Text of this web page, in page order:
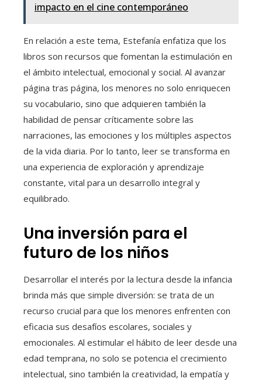
impacto en el cine contemporáneo
En relación a este tema, Estefanía enfatiza que los
libros son recursos que fomentan la estimulación en
el ámbito intelectual, emocional y social. Al avanzar
página tras página, los menores no solo enriquecen
su vocabulario, sino que adquieren también la
habilidad de pensar críticamente sobre las
narraciones, las emociones y los múltiples aspectos
de la vida diaria. Por lo tanto, leer se transforma en
una experiencia de exploración y aprendizaje
constante, vital para un desarrollo integral y
equilibrado.
Una inversión para el
futuro de los niños
Desarrollar el interés por la lectura desde la infancia
brinda más que simple diversión: se trata de un
recurso crucial para que los menores enfrenten con
eficacia sus desafíos escolares, sociales y
emocionales. Al estimular el hábito de leer desde una
edad temprana, no solo se potencia el crecimiento
intelectual, sino también la creatividad, la empatía y